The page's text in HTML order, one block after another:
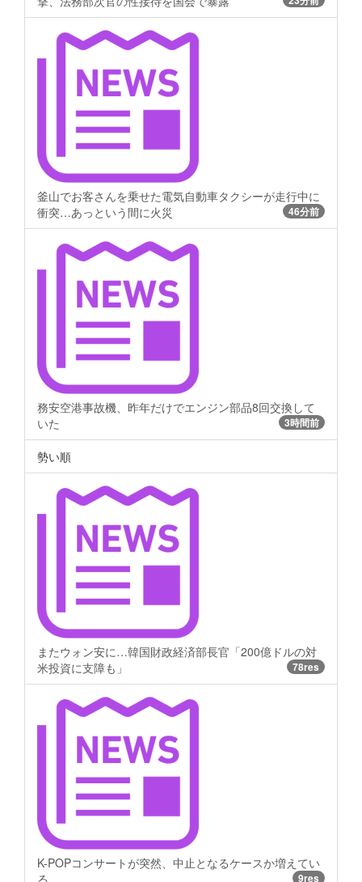
釜山でお客さんを乗せた電気自動車タクシーが走行中に
衝突…あっという間に火災
46分前
務安空港事故機、昨年だけでエンジン部品8回交換して
いた
3時間前
勢い順
またウォン安に…韓国財政経済部長官「200億ドルの対
米投資に支障も」
78res
K-POPコンサートが突然、中止となるケースか増えてい
9res